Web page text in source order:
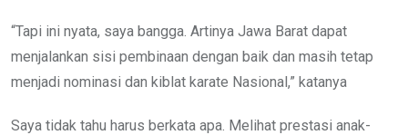
“Tapi ini nyata, saya bangga. Artinya Jawa Barat dapat
menjalankan sisi pembinaan dengan baik dan masih tetap
menjadi nominasi dan kiblat karate Nasional,” katanya
Saya tidak tahu harus berkata apa. Melihat prestasi anak-